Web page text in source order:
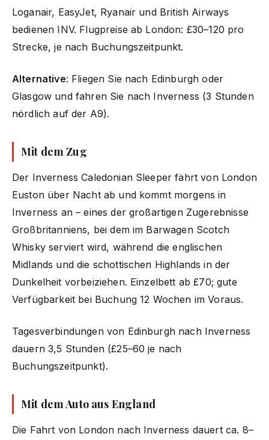
Loganair, EasyJet, Ryanair und British Airways
bedienen INV. Flugpreise ab London: £30–120 pro
Strecke, je nach Buchungszeitpunkt.
Alternative: Fliegen Sie nach Edinburgh oder
Glasgow und fahren Sie nach Inverness (3 Stunden
nördlich auf der A9).
Mit dem Zug
Der Inverness Caledonian Sleeper fährt von London
Euston über Nacht ab und kommt morgens in
Inverness an – eines der großartigen Zugerebnisse
Großbritanniens, bei dem im Barwagen Scotch
Whisky serviert wird, während die englischen
Midlands und die schottischen Highlands in der
Dunkelheit vorbeiziehen. Einzelbett ab £70; gute
Verfügbarkeit bei Buchung 12 Wochen im Voraus.
Tagesverbindungen von Edinburgh nach Inverness
dauern 3,5 Stunden (£25–60 je nach
Buchungszeitpunkt).
Mit dem Auto aus England
Die Fahrt von London nach Inverness dauert ca. 8–